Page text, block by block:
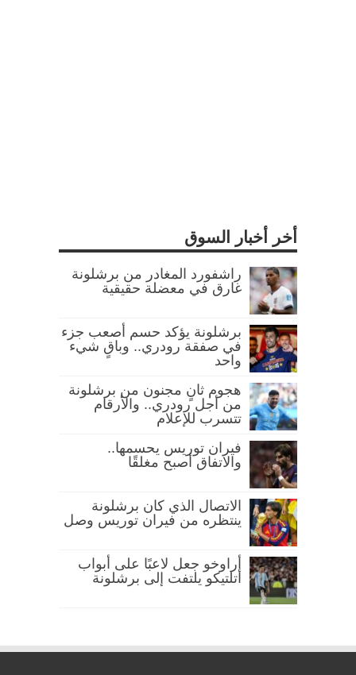
أخر أخبار السوق
راشفورد المغادر من برشلونة
غارق في معضلة حقيقية
برشلونة يؤكد حسم أصعب جزء
في صفقة رودري.. وباقٍ شيء
واحد
هجوم ثانٍ مجنون من برشلونة
من أجل رودري.. والأرقام
تتسرب للإعلام
فيران توريس يحسمها..
والاتفاق أصبح مغلقًا
الاتصال الذي كان برشلونة
ينتظره من فيران توريس وصل
أراوخو جعل لاعبًا على أبواب
أتلتيكو يلتفت إلى برشلونة